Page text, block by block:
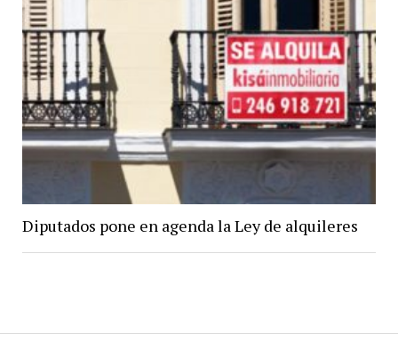
Diputados pone en agenda la Ley de alquileres